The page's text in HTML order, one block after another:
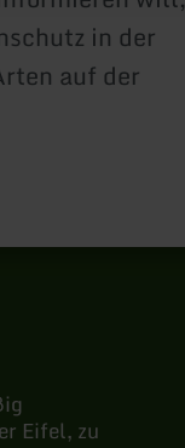
in der
auf der
Eifel, zu